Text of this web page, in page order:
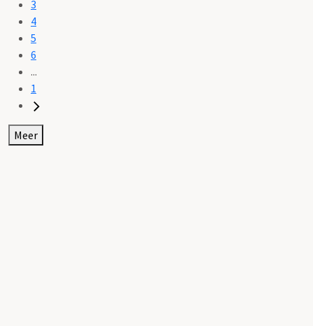
3
4
5
6
...
1
Meer